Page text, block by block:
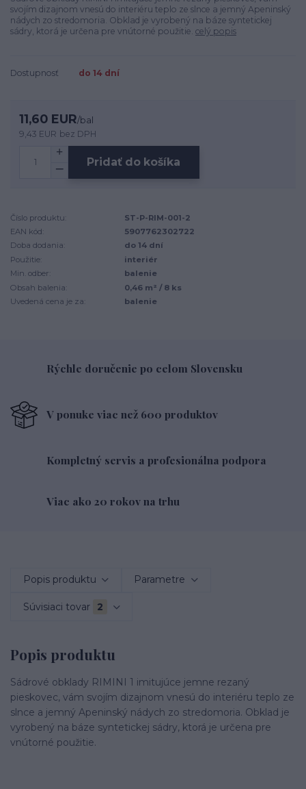
svojím dizajnom vnesú do interiéru teplo ze slnce a jemný Apeninský
nádych zo stredomoria. Obklad je vyrobený na báze syntetickej
sádry, ktorá je určena pre vnútorné použitie. celý popis
Dostupnosť do 14 dní
11,60 EUR/bal
9,43 EUR bez DPH
Pridať do košíka
Číslo produktu:
ST-P-RIM-001-2
EAN kód:
5907762302722
Doba dodania:
do 14 dní
Použitie:
interiér
Min. odber:
balenie
Obsah balenia:
0,46 m² / 8 ks
Uvedená cena je za:
balenie
Rýchle doručenie po celom Slovensku
V ponuke viac než 600 produktov
Kompletný servis a profesionálna podpora
Viac ako 20 rokov na trhu
Popis produktu Parametre
Súvisiaci tovar 2
Popis produktu
Sádrové obklady RIMINI 1 imitujúce jemne rezaný
pieskovec, vám svojím dizajnom vnesú do interiéru teplo ze
slnce a jemný Apeninský nádych zo stredomoria. Obklad je
vyrobený na báze syntetickej sádry, ktorá je určena pre
vnútorné použitie.